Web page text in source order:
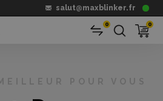
salut@maxblinker.fr
0 0